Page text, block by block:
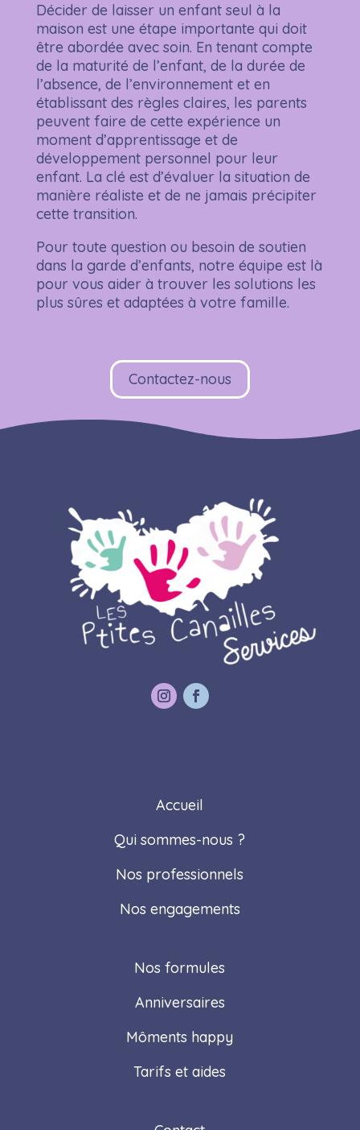
Décider de laisser un enfant seul à la
maison est une étape importante qui doit
être abordée avec soin. En tenant compte
de la maturité de l’enfant, de la durée de
l’absence, de l’environnement et en
établissant des règles claires, les parents
peuvent faire de cette expérience un
moment d’apprentissage et de
développement personnel pour leur
enfant. La clé est d’évaluer la situation de
manière réaliste et de ne jamais précipiter
cette transition.
Pour toute question ou besoin de soutien
dans la garde d’enfants, notre équipe est là
pour vous aider à trouver les solutions les
plus sûres et adaptées à votre famille.
Contactez-nous
Accueil
Qui sommes-nous ?
Nos professionnels
Nos engagements
Nos formules
Anniversaires
Môments happy
Tarifs et aides